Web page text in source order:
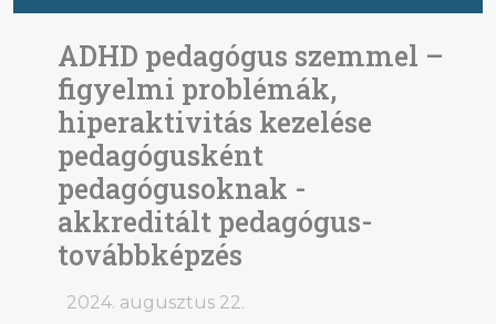
ADHD pedagógus szemmel –
figyelmi problémák,
hiperaktivitás kezelése
pedagógusként
pedagógusoknak -
akkreditált pedagógus-
továbbképzés
2024. augusztus 22.